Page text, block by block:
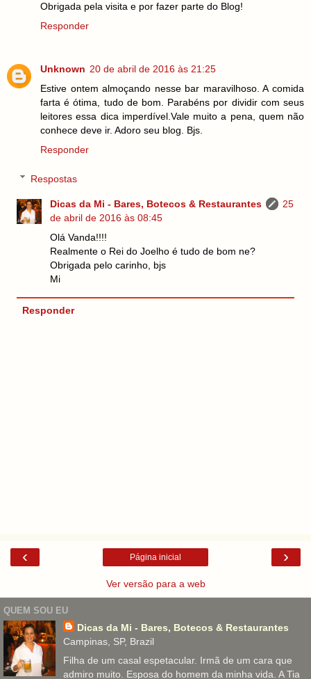
Obrigada pela visita e por fazer parte do Blog!
Responder
Unknown 20 de abril de 2016 às 21:25
Estive ontem almoçando nesse bar maravilhoso. A comida
farta é ótima, tudo de bom. Parabéns por dividir com seus
leitores essa dica imperdível.Vale muito a pena, quem não
conhece deve ir. Adoro seu blog. Bjs.
Responder
Respostas
Dicas da Mi - Bares, Botecos & Restaurantes
25
de abril de 2016 às 08:45
Olá Vanda!!!!
Realmente o Rei do Joelho é tudo de bom ne?
Obrigada pelo carinho, bjs
Mi
Responder
‹ ›
Página inicial
Ver versão para a web
QUEM SOU EU
Dicas da Mi - Bares, Botecos & Restaurantes
Campinas, SP, Brazil
Filha de um casal espetacular. Irmã de um cara que
admiro muito. Esposa do homem da minha vida. A Tia